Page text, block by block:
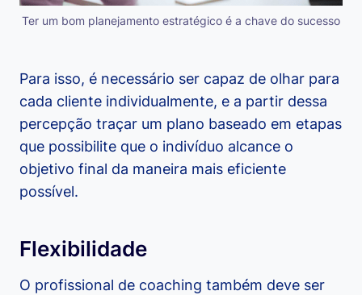
Ter um bom planejamento estratégico é a chave do sucesso
Para isso, é necessário ser capaz de olhar para
cada cliente individualmente, e a partir dessa
percepção traçar um plano baseado em etapas
que possibilite que o indivíduo alcance o
objetivo final da maneira mais eficiente
possível.
Flexibilidade
O profissional de coaching também deve ser